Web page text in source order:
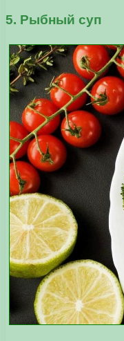
5. Рыбный суп